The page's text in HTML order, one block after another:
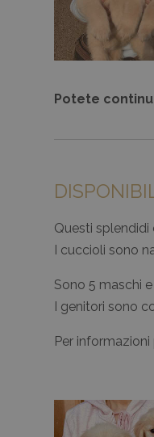
Potete
Questi
I cuccioli sono
Sono 5 maschi
I genitori sono
Per